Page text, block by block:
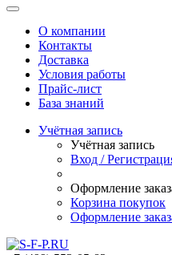
О компании
Контакты
Доставка
Условия работы
Прайс-лист
База знаний
Учётная запись
Учётная запись
Вход /
Оформление
Корзина покупок
Оформление